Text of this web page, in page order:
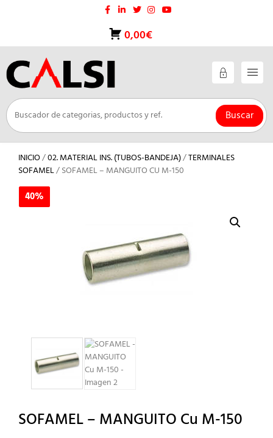
0,00€
Buscar
INICIO/02. MATERIAL INS. (TUBOS-BANDEJA)/TERMINALES
SOFAMEL/ SOFAMEL – MANGUITO CU M-150
40%
SOFAMEL – MANGUITO Cu M-150
40%